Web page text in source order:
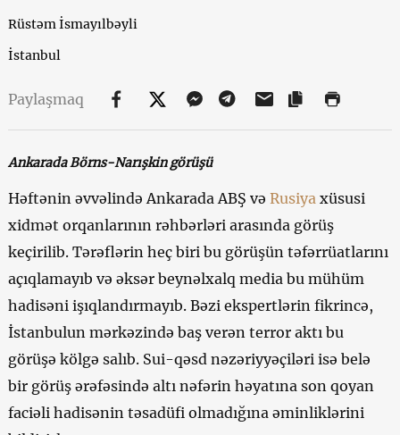
Rüstəm İsmayılbəyli
İstanbul
Paylaşmaq
Ankarada Börns-Narışkin görüşü
Həftənin əvvəlində Ankarada ABŞ və Rusiya xüsusi
xidmət orqanlarının rəhbərləri arasında görüş
keçirilib. Tərəflərin heç biri bu görüşün təfərrüatlarını
açıqlamayıb və əksər beynəlxalq media bu mühüm
hadisəni işıqlandırmayıb. Bəzi ekspertlərin fikrincə,
İstanbulun mərkəzində baş verən terror aktı bu
görüşə kölgə salıb. Sui-qəsd nəzəriyyəçiləri isə belə
bir görüş ərəfəsində altı nəfərin həyatına son qoyan
faciəli hadisənin təsadüfi olmadığına əminliklərini